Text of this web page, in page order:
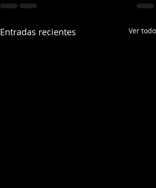
Entradas recientes Ver todo